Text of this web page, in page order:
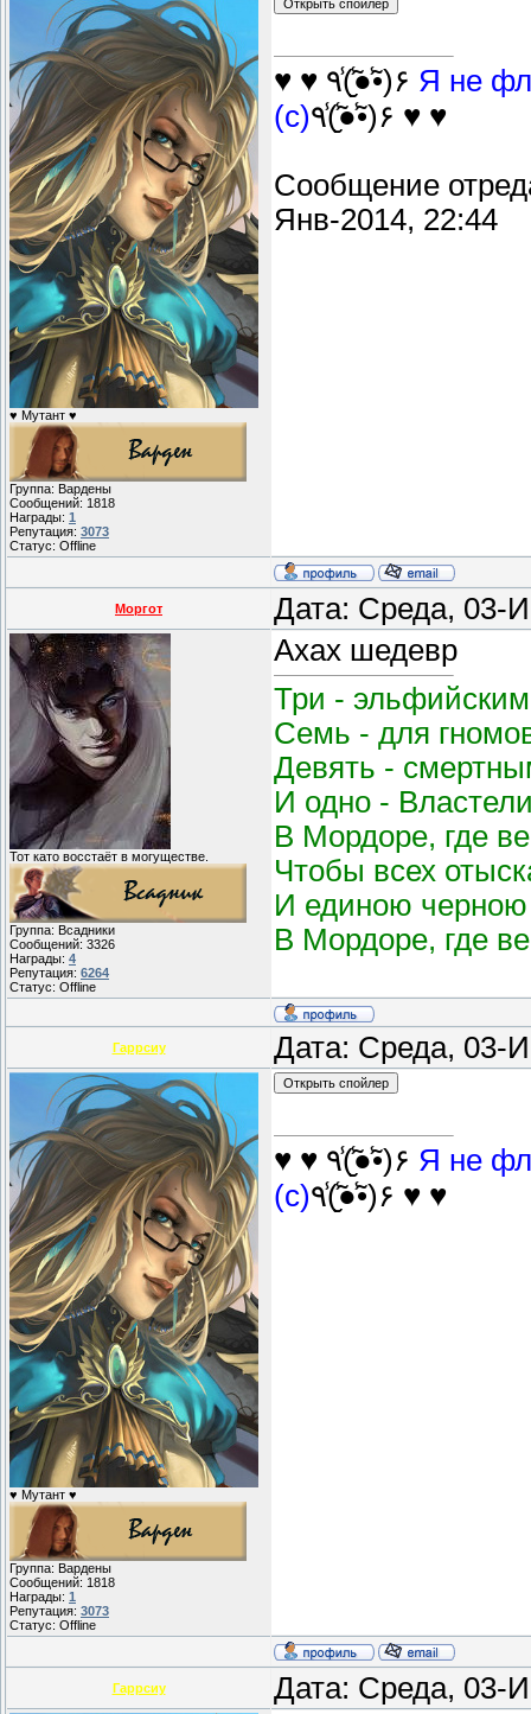
♥ Мутант ♥
Группа: Вардены
Сообщений: 1818
Награды: 1
Репутация: 3073
Статус: Offline
♥ ♥ ٩(̾●̮̮̃̾•̃̾)۶ Я не
(с) ٩(̾●̮̮̃̾•̃̾)۶ ♥ ♥
Сообщение
Янв-2014, 22:44
Моргот Дата: Среда, 03-
Тот като восстаёт в могуществе.
Группа: Всадники
Сообщений: 3326
Награды: 4
Репутация: 6264
Статус: Offline
Ахах шедевр
Три -
Семь - для
Девять -
И одно -
В Мордоре, где
Чтобы всех
И единою черною
В Мордоре, где
Гаррсиу Дата: Среда, 03-
♥ Мутант ♥
Группа: Вардены
Сообщений: 1818
Награды: 1
Репутация: 3073
Статус: Offline
♥ ♥ ٩(̾●̮̮̃̾•̃̾)۶ Я не
(с) ٩(̾●̮̮̃̾•̃̾)۶ ♥ ♥
Гаррсиу Дата: Среда, 03-